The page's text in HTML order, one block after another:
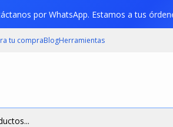
por WhatsApp. Estamos a tus
tu compraBlogHerramientas